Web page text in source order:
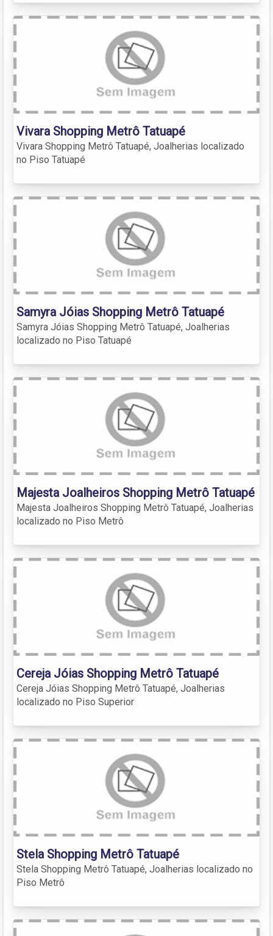
Vivara Shopping Metrô Tatuapé
Vivara Shopping Metrô Tatuapé, Joalherias localizado
no Piso Tatuapé
Samyra Jóias Shopping Metrô Tatuapé
Samyra Jóias Shopping Metrô Tatuapé, Joalherias
localizado no Piso Tatuapé
Majesta Joalheiros Shopping Metrô Tatuapé
Majesta Joalheiros Shopping Metrô Tatuapé, Joalherias
localizado no Piso Metrô
Cereja Jóias Shopping Metrô Tatuapé
Cereja Jóias Shopping Metrô Tatuapé, Joalherias
localizado no Piso Superior
Stela Shopping Metrô Tatuapé
Stela Shopping Metrô Tatuapé, Joalherias localizado no
Piso Metrô